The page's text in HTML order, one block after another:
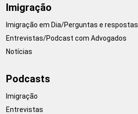
Imigração
Imigração em Dia/Perguntas e respostas
Entrevistas/Podcast com Advogados
Notícias
Podcasts
Imigração
Entrevistas